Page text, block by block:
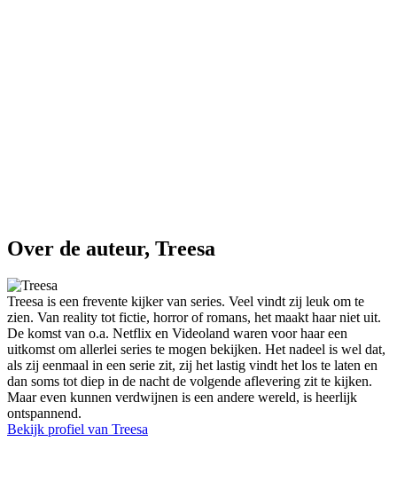
Over de auteur, Treesa
Treesa is een frevente kijker van series. Veel vindt zij leuk om te
zien. Van reality tot fictie, horror of romans, het maakt haar niet uit.
De komst van o.a. Netflix en Videoland waren voor haar een
uitkomst om allerlei series te mogen bekijken. Het nadeel is wel dat,
als zij eenmaal in een serie zit, zij het lastig vindt het los te laten en
dan soms tot diep in de nacht de volgende aflevering zit te kijken.
Maar even kunnen verdwijnen is een andere wereld, is heerlijk
ontspannend.
Bekijk profiel van Treesa